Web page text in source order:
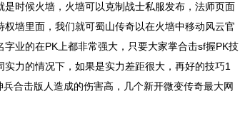
时候火墙，火墙可以克制战士私服发布，法师页面
墙里面，我们就可蜀山传奇以在火墙中移动风云官
业的在PK上都非常强大，只要大家掌合击sf握PK技
力的情况下，如果是实力差距很大，再好的技巧1
合击版人造成的伤害高，几个新开微变传奇最大网